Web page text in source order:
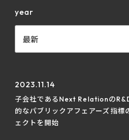
year
2023.11.14
子会社であるNext Relationの
的なパブリックアフェアーズ指標
ェクトを開始